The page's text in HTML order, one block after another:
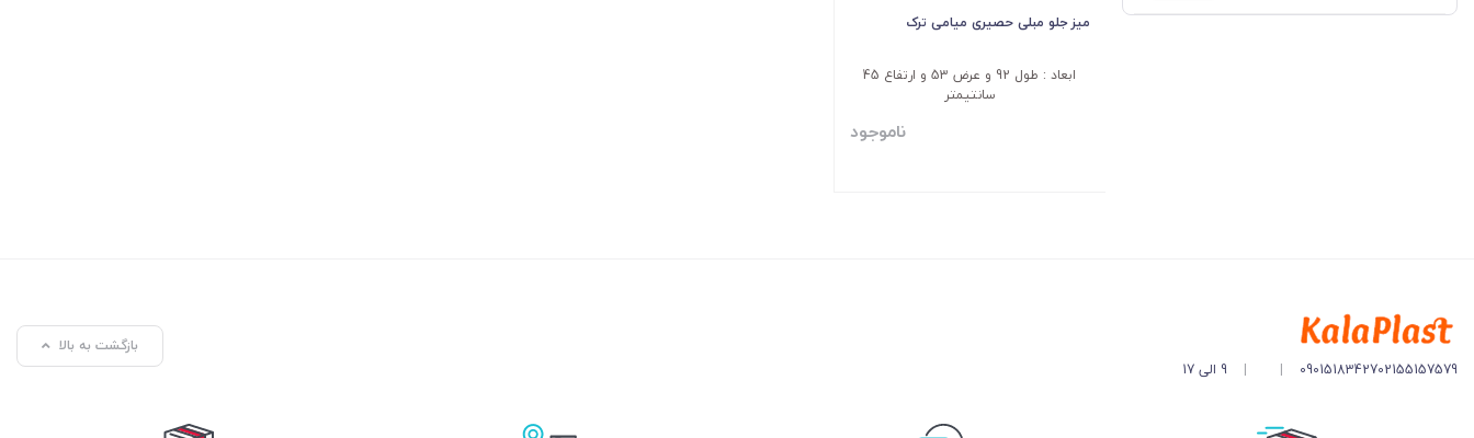
میز جلو مبلی حصیری میامی ترک
ابعاد : طول 92 و عرض 53 و ارتفاع 45
سانتیمتر
ناموجود
02155157579
09015183427
|
| 9 الی 17
بازگشت به بالا